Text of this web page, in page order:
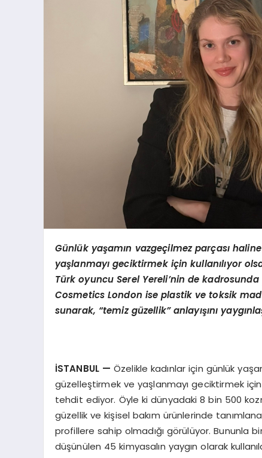
Günlük yaşamın vazgeçilmez parçası
yaşlanmayı geciktirmek için kullanılıyor
Türk oyuncu Serel Yereli’nin de
Cosmetics London ise plastik ve toksik
sunarak, “temiz güzellik” anlayışını
İSTANBUL — Özelikle kadınlar için günlük
güzelleştirmek ve yaşlanmayı geciktirmek için
tehdit ediyor. Öyle ki dünyadaki 8 bin 500
güzellik ve kişisel bakım ürünlerinde
profillere sahip olmadığı görülüyor. Bununla
düşünülen 45 kimyasalın yaygın olarak